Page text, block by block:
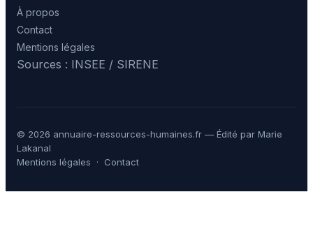
À propos
Contact
Mentions légales
Sources : INSEE / SIRENE
© 2026 annuaire-ressources-humaines.fr — Édité par Marie
Lakanal
Mentions légales · Contact